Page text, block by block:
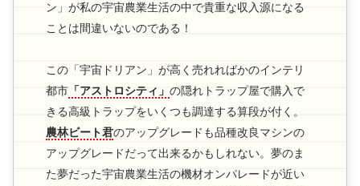
ン」が私の宇宙農業生活の中で貴重な収入源になる
ことは間違いないのである！
この「宇宙ドリアン」が高く売れればかのインテリ
都市 「アストロシティ」 の隠れトラップ屋で購入で
きる高級トラップをいくつも調達する算段が付く。
農林ビート君のアップグレードも品種改良マシンの
アップグレードだって出来るかもしれない。夢のま
た夢だった宇宙農業生活の機材オンパレードが近い